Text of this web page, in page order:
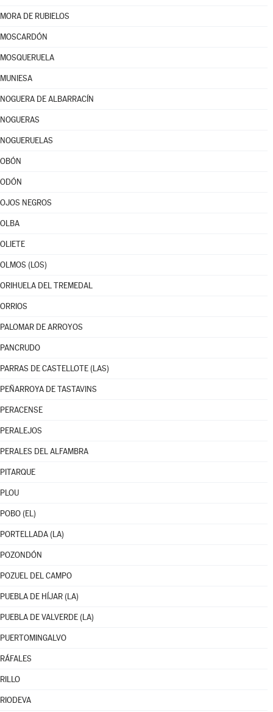
MORA DE RUBIELOS
MOSCARDÓN
MOSQUERUELA
MUNIESA
NOGUERA DE ALBARRACÍN
NOGUERAS
NOGUERUELAS
OBÓN
ODÓN
OJOS NEGROS
OLBA
OLIETE
OLMOS (LOS)
ORIHUELA DEL TREMEDAL
ORRIOS
PALOMAR DE ARROYOS
PANCRUDO
PARRAS DE CASTELLOTE (LAS)
PEÑARROYA DE TASTAVINS
PERACENSE
PERALEJOS
PERALES DEL ALFAMBRA
PITARQUE
PLOU
POBO (EL)
PORTELLADA (LA)
POZONDÓN
POZUEL DEL CAMPO
PUEBLA DE HÍJAR (LA)
PUEBLA DE VALVERDE (LA)
PUERTOMINGALVO
RÁFALES
RILLO
RIODEVA